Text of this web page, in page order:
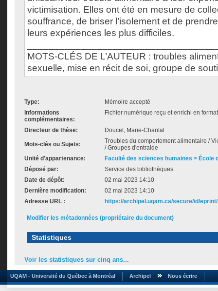
victimisation. Elles ont été en mesure de
souffrance, de briser l’isolement et de
leurs expériences les plus difficiles.
MOTS-CLÉS DE L’AUTEUR : troubles
sexuelle, mise en récit de soi, groupe de
Type:
Mémoire accepté
Informations
complémentaires:
Fichier numérique reçu et enrichi en
Directeur de thèse: Doucet, Marie-Chantal
Mots-clés ou Sujets:
Troubles du comportement alimentaire /
/ Groupes d'entraide
Unité d'appartenance:
Faculté des sciences humaines > École
Déposé par:
Service des bibliothèques
Date de dépôt:
02 mai 2023 14:10
Dernière modification:
02 mai 2023 14:10
Adresse URL :
https://archipel.uqam.ca/secure/id/
Modifier les métadonnées (propriétaire du document)
Statistiques
Voir les statistiques sur cinq ans...
UQAM - Université du Québec à Montréal Archipel Nous écrire